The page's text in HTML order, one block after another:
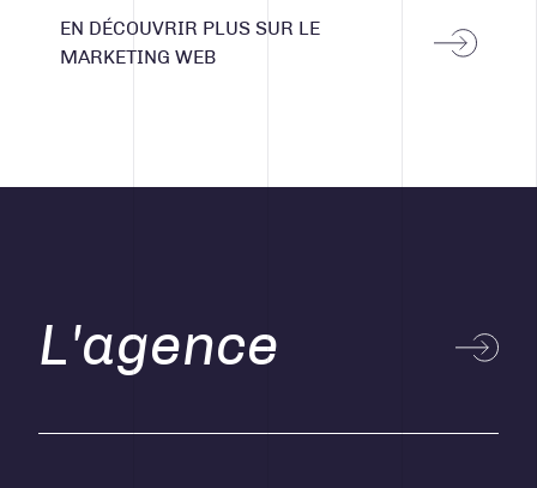
EN DÉCOUVRIR PLUS SUR LE
MARKETING WEB
L'agence